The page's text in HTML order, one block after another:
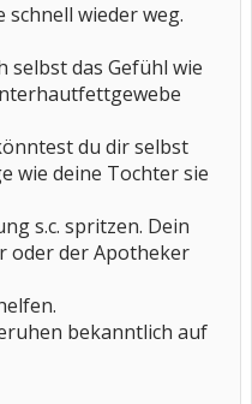
schnell wieder weg.
selbst das Gefühl wie
du dir selbst
wie deine Tochter sie
s.c. spritzen. Dein
oder der Apotheker
bekanntlich auf